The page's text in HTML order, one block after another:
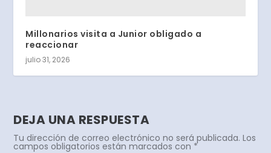
Millonarios visita a Junior obligado a
reaccionar
julio 31, 2026
DEJA UNA RESPUESTA
Tu dirección de correo electrónico no será publicada. Los
campos obligatorios están marcados con *